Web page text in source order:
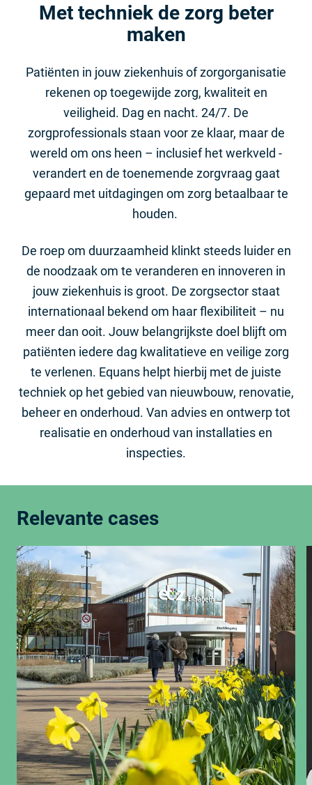
Met techniek de zorg beter
maken
Patiënten in jouw ziekenhuis of zorgorganisatie
rekenen op toegewijde zorg, kwaliteit en
veiligheid. Dag en nacht. 24/7. De
zorgprofessionals staan voor ze klaar, maar de
wereld om ons heen – inclusief het werkveld -
verandert en de toenemende zorgvraag gaat
gepaard met uitdagingen om zorg betaalbaar te
houden.
De roep om duurzaamheid klinkt steeds luider en
de noodzaak om te veranderen en innoveren in
jouw ziekenhuis is groot. De zorgsector staat
internationaal bekend om haar flexibiliteit – nu
meer dan ooit. Jouw belangrijkste doel blijft om
patiënten iedere dag kwalitatieve en veilige zorg
te verlenen. Equans helpt hierbij met de juiste
techniek op het gebied van nieuwbouw, renovatie,
beheer en onderhoud. Van advies en ontwerp tot
realisatie en onderhoud van installaties en
inspecties.
Relevante cases